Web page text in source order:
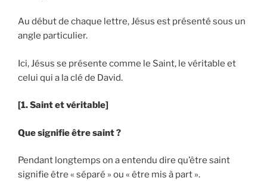
Au début de chaque lettre, Jésus est présenté sous un
angle particulier.
Ici, Jésus se présente comme le Saint, le véritable et
celui qui a la clé de David.
[1. Saint et véritable]
Que signifie être saint ?
Pendant longtemps on a entendu dire qu’être saint
signifie être « séparé » ou « être mis à part ».